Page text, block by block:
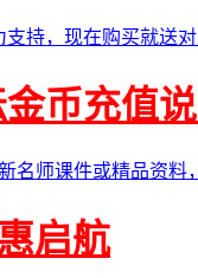
持，现在购买就送
金币充值
名师课件或精品资
启航